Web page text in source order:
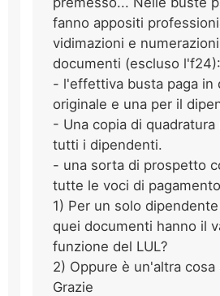
fanno appositi
vidimazioni e
documenti (escluso l'f24):
- l'effettiva busta paga in
originale e una per il
- Una copia di
tutti i dipendenti.
- una sorta di prospetto
tutte le voci di
1) Per un solo
quei documenti hanno il
funzione del LUL?
2) Oppure è un'altra cosa
Grazie